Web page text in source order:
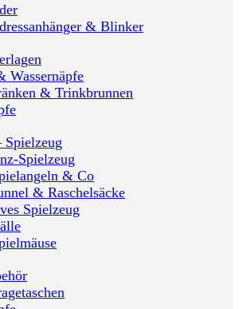
& Blinker
Wassernäpfe
& Trinkbrunnen
Spielzeug
Spielzeug
& Co
& Raschelsäcke
Spielzeug